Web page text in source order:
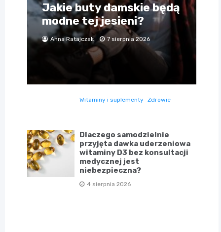
Jakie buty damskie będą
modne tej jesieni?
Anna Ratajczak 7 sierpnia 2026
Witaminy i suplementy Zdrowie
Dlaczego samodzielnie
przyjęta dawka uderzeniowa
witaminy D3 bez konsultacji
medycznej jest
niebezpieczna?
4 sierpnia 2026